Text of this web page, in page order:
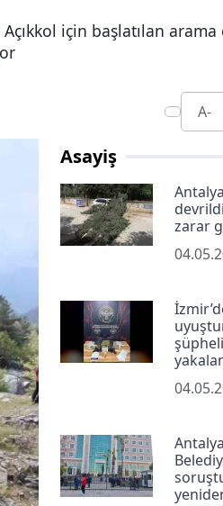
için başlatılan arama
A-
Asayiş
zarar